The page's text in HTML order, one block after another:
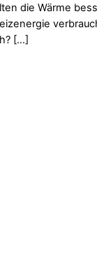
die Wärme
[…]